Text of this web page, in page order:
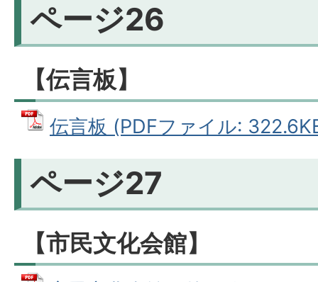
ページ26
【伝言板】
伝言板 (PDFファイル:
ページ27
【市民文化会館】